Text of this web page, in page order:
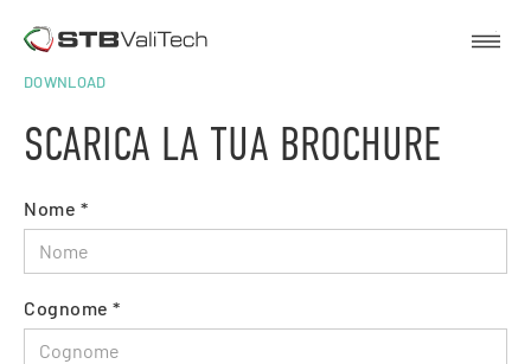
DOWNLOAD
SCARICA LA TUA BROCHURE
Nome *
Cognome *